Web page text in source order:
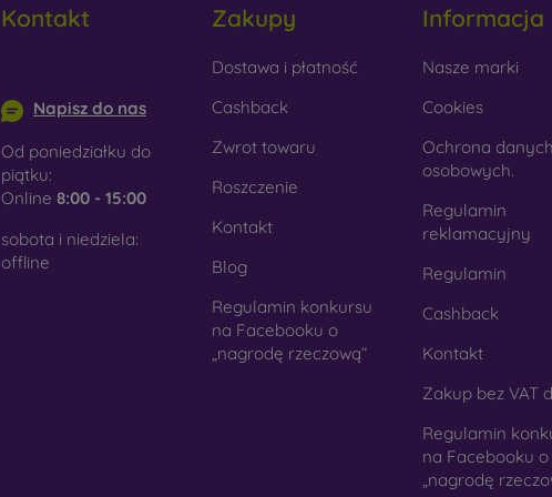
dotyku. Jest to precyzyjne wykonanie z dbałością o szczegóły.
- Dzięki połączeniu drewna i materiału TPU
na telefon. Do produkcji użyto wysokiej jakości naturalnego
- Szkło służy jedynie jako uzupełnienie pokrowców.
komórkowych. Wadą jest to, że po upadku szklana obudowa może
Materiał z recyklingu
- Kompostowalne pokrowce na
pochodzących z recyklingu, dzięki czemu mogą rozkładać się w
jest obecnie bardzo ważna.
W naszym sklepie internetowym FOON można znaleźć dziesiątki
wykonanych z różnych materiałów. Po prostu wybierz swój.
Kontakt
Napisz do nas
Od poniedziałku do
piątku:
Online 8:00 - 15:00
sobota i niedziela:
offline
Zakupy
Dostawa i płatność
Cashback
Zwrot towaru
Roszczenie
Kontakt
Blog
Regulamin konkursu
na Facebooku o
„nagrodę rzeczową“
Informacja
Nasze marki
Cookies
Ochrona danych
osobowych.
Regulamin
reklamacyjny
Regulamin
Cashback
Kontakt
Zakup bez VAT
Regulamin
na Facebooku o
„nagrodę